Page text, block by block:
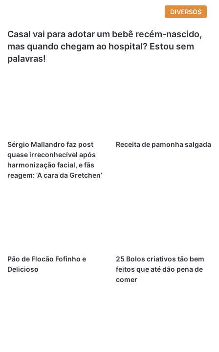
DIVERSOS
Casal vai para adotar um bebê recém-nascido,
mas quando chegam ao hospital? Estou sem
palavras!
Sérgio Mallandro faz post
quase irreconhecível após
harmonização facial, e fãs
reagem: ‘A cara da Gretchen’
Receita de pamonha salgada
Pão de Flocão Fofinho e
Delicioso
25 Bolos criativos tão bem
feitos que até dão pena de
comer